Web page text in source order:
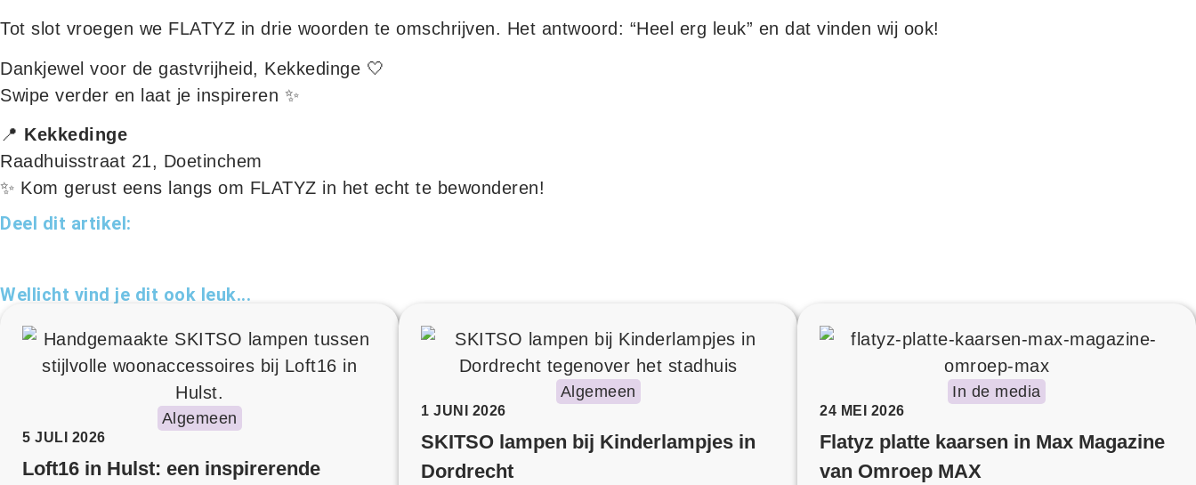
Tot slot vroegen we FLATYZ in drie woorden te omschrijven. Het antwoord: “Heel erg leuk” en dat vinden wij ook!
Dankjewel voor de gastvrijheid, Kekkedinge 🤍
Swipe verder en laat je inspireren ✨
📍 Kekkedinge
Raadhuisstraat 21, Doetinchem
✨ Kom gerust eens langs om FLATYZ in het echt te bewonderen!
Deel dit artikel:
Wellicht vind je dit ook leuk...
Algemeen
5 JULI 2026
Loft16 in Hulst: een inspirerende
Algemeen
1 JUNI 2026
SKITSO lampen bij Kinderlampjes in
Dordrecht
In de media
24 MEI 2026
Flatyz platte kaarsen in Max Magazine
van Omroep MAX